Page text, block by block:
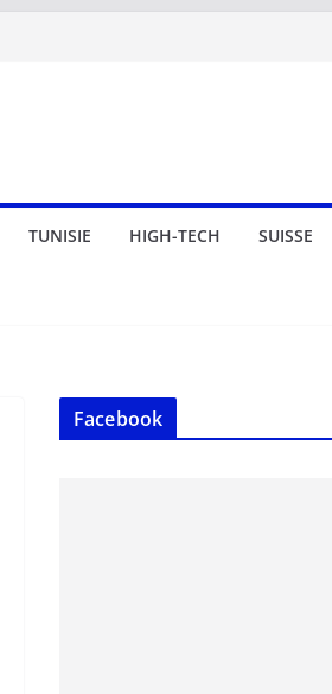
TUNISIE HIGH-TECH SUISSE
Facebook